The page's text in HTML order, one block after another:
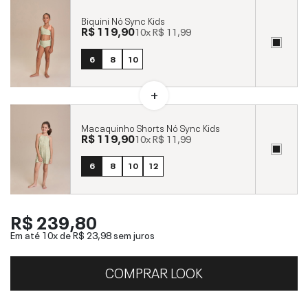
Biquini Nó Sync Kids
R$ 119,9010xR$ 11,99
6 8 10
Macaquinho Shorts Nó Sync Kids
R$ 119,9010xR$ 11,99
6 8 10 12
R$ 239,80
Em até 10x deR$ 23,98sem juros
COMPRAR LOOK